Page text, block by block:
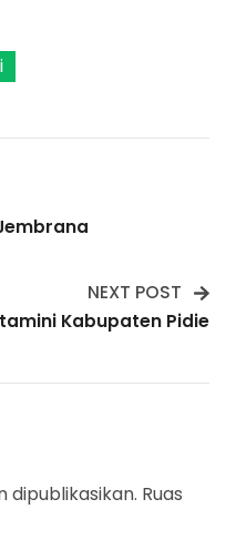
NEXT POST
Kabupaten Pidie
dipublikasikan. Ruas